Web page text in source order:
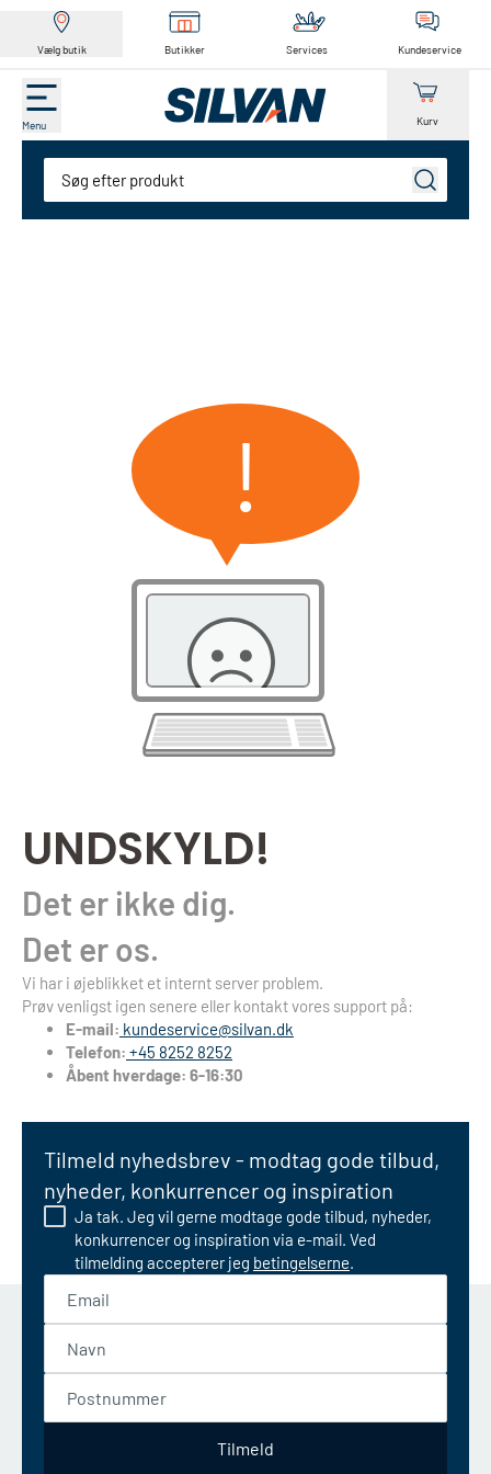
Vælg butik Butikker Services Kundeservice
Menu Kurv
Søg
UNDSKYLD!
Det er ikke dig.
Det er os.
Vi har i øjeblikket et internt server problem.
Prøv venligst igen senere eller kontakt vores support på:
E-mail: kundeservice@silvan.dk
Telefon: +45 8252 8252
Åbent hverdage: 6-16:30
!
Tilmeld nyhedsbrev - modtag gode tilbud,
nyheder, konkurrencer og inspiration
Ja tak. Jeg vil gerne modtage gode tilbud, nyheder,
konkurrencer og inspiration via e-mail. Ved
tilmelding accepterer jeg betingelserne.
Tilmeld